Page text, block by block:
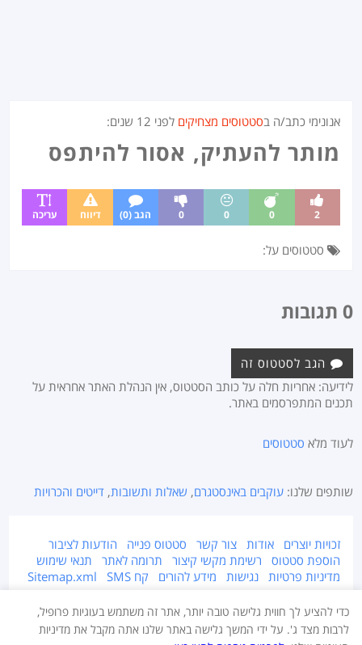
אנונימי כתב/ה בסטטוסים מצחיקים לפני 12 שנים :
מותר להעתיק, אסור להיתפס
2
0
0
0 הגב (0) דיווח עריכה
סטטוסים על:
0 תגובות
הגב לסטטוס זה
לידיעה: אחריות חלה על כותב הסטטוס, אין הנהלת האתר אחראית על
תכנים המתפרסמים באתר.
לעוד מלא סטטוסים
שותפים שלנו:עוקבים באינסטגרם, שאלות ותשובות, דייטים והכרויות
זכויות יוצרים אודות צור קשר סטטוס פנייה
הודעות לציבור
הוספת סטטוס
רשימת מקשי קיצור תרומה לאתר
תנאי שימוש
מדיניות פרטיות
נגישות מידע להורים קח SMS Sitemap.xml
אתר זה מוגן על ידי זכויות יוצרים © 2015-2026 Takestatus.net.
אין צוות האתר אחראי על התוכן המפורסם באתר, במידה ויש חומר לא ראוי ו/או
מוגן בזכויות יוצרים - יש לדווח מייד בעמוד צור קשר.
כדי להציע לך חווית גלישה טובה יותר, אתר זה משתמש בעוגיות פרופיל,
לרבות מצד ג'. על ידי המשך גלישה באתר שלנו אתה מקבל את מדיניות